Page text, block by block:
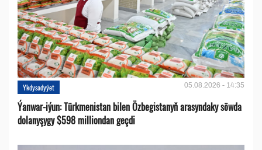
Ykdysadyýet 05.08.2026 - 14:35
Ýanwar-iýun: Türkmenistan bilen Özbegistanyň arasyndaky söwda
dolanyşygy $598 milliondan geçdi